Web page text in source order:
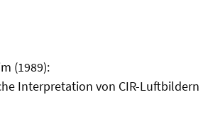
(1989):
Interpretation von CIR-Luftbildern